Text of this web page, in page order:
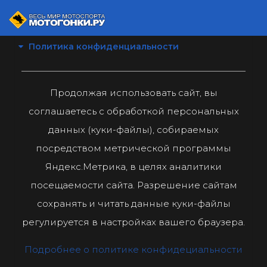
Политика конфиденциальности
Продолжая использовать сайт, вы
соглашаетесь с обработкой персональных
данных (куки-файлы), собираемых
посредством метрической программы
Яндекс.Метрика, в целях аналитики
посещаемости сайта. Разрешение сайтам
сохранять и читать данные куки-файлы
регулируется в настройках вашего браузера.
Подробнее о политике конфидециальности